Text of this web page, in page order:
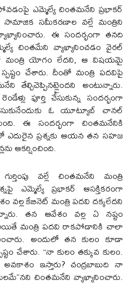
ఎమ్మెల్యే చింతమనేని ప్రభాకర్
సామాజిక సమీకరణాల వల్లే మంత్రిని
ఈ సందర్భంగా తనది
చింతమేని వ్యాఖ్యానించడం వైరల్
మంత్రి యోగం లేదని, ఆ విషయమై
చేశారు. దీంతో మంత్రి పదవిపై
తేల్చిచెప్పినట్లైందని అంటున్నారు.
పూర్తి చేసుకున్న సందర్భంగా
ఓ యూట్యూబ్ చానల్
ఈ సందర్భంగా చింతమనేనికి
ఎదురైన ప్రశ్నకు ఆయన తన సహజ
ఆకర్షించింది.
వల్లే చింతమనేని మంత్రి
ఎమ్మెల్యే ప్రభాకర్ ఆసక్తికరంగా
కేబినెట్ మంత్రి పదవి దక్కలేదని
తన ఆవేశం వల్ల ఏ నష్టం
అయితే మంత్రి పదవి రాకపోడానికి చాలా
అందులో తన కులం కూడా
చేశారు. ‘‘నా కులం తక్కువ కులం.
ఇస్తారు? చంద్రబాబుది నా
చింతమనేని వ్యాఖ్యానించారు.